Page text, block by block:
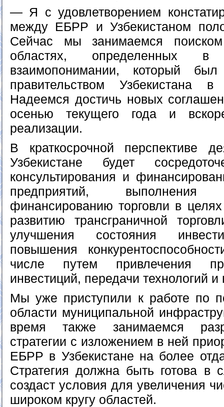
— Я с удовлетворением
между ЕБРР и Узбекистаном
Сейчас мы занимаемся
областях, определенных
взаимопонимании, который
правительством Узбекистана
Надеемся достичь новых
осенью текущего года и
реализации.
В краткосрочной перспективе
Узбекистане будет
консультирования и
предприятий,
финансированию торговли в
развитию трансграничной
улучшения состояния
повышения
числе путем привлечения
инвестиций, передачи технологий и
Мы уже приступили к работе по
области муниципальной
время также занимаемся
стратегии с изложением в ней
ЕБРР в Узбекистане на более
Стратегия должна быть готова в
создаст условия для увеличения
широком кругу областей.